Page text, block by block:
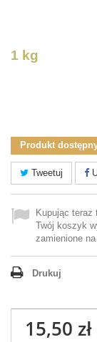
1 kg
Produkt
Tweetuj
Kupując teraz
Twój koszyk
zamienione
Drukuj
15,50 zł